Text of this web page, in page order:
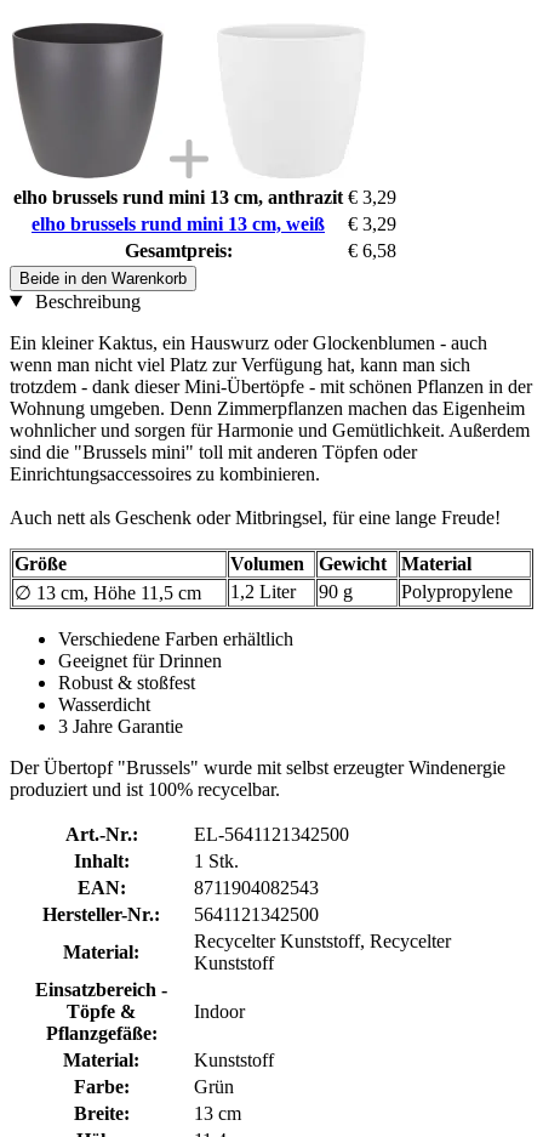
elho brussels rund mini 13 cm, anthrazit € 3,29
elho brussels rund mini 13 cm, weiß
€ 3,29
Gesamtpreis:
€ 6,58
Beide in den Warenkorb
Beschreibung
Ein kleiner Kaktus, ein Hauswurz oder Glockenblumen - auch
wenn man nicht viel Platz zur Verfügung hat, kann man sich
trotzdem - dank dieser Mini-Übertöpfe - mit schönen Pflanzen in der
Wohnung umgeben. Denn Zimmerpflanzen machen das Eigenheim
wohnlicher und sorgen für Harmonie und Gemütlichkeit. Außerdem
sind die "Brussels mini" toll mit anderen Töpfen oder
Einrichtungsaccessoires zu kombinieren.
Auch nett als Geschenk oder Mitbringsel, für eine lange Freude!
Größe Volumen Gewicht
Material
∅ 13 cm, Höhe 11,5 cm
1,2 Liter 90 g Polypropylene
Verschiedene Farben erhältlich
Geeignet für Drinnen
Robust & stoßfest
Wasserdicht
3 Jahre Garantie
Der Übertopf "Brussels" wurde mit selbst erzeugter Windenergie
produziert und ist 100% recycelbar.
Art.-Nr.:
EL-5641121342500
Inhalt:
1 Stk.
EAN:
8711904082543
Hersteller-Nr.:
5641121342500
Material:
Recycelter Kunststoff, Recycelter
Kunststoff
Einsatzbereich -
Töpfe &
Pflanzgefäße:
Indoor
Material:
Kunststoff
Farbe:
Grün
Breite:
13 cm